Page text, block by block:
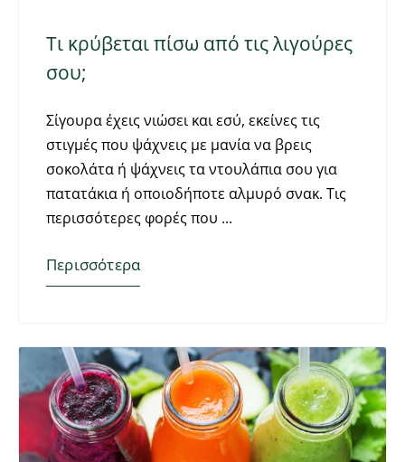
Τι κρύβεται πίσω από τις λιγούρες
σου;
Σίγουρα έχεις νιώσει και εσύ, εκείνες τις
στιγμές που ψάχνεις με μανία να βρεις
σοκολάτα ή ψάχνεις τα ντουλάπια σου για
πατατάκια ή οποιοδήποτε αλμυρό σνακ. Τις
περισσότερες φορές που
Περισσότερα